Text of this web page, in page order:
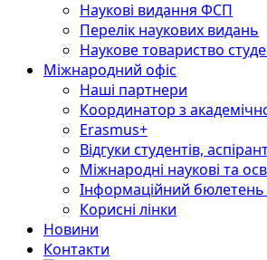
Наукові видання ФСП
Перелік наукових видань
Наукове товариство
Міжнародний офіс
Наші партнери
Координатор з
Erasmus+
Відгуки студентів,
Міжнародні наукові та
Інформаційний
Корисні лінки
Новини
Контакти